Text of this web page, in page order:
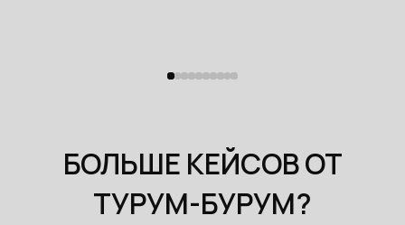
БОЛЬШЕ КЕЙСОВ ОТ
ТУРУМ-БУРУМ?